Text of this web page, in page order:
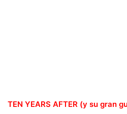
TEN YEARS AFTER (y su gran